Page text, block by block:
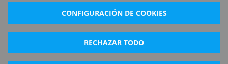
CONFIGURACIÓN DE COOKIES
RECHAZAR TODO